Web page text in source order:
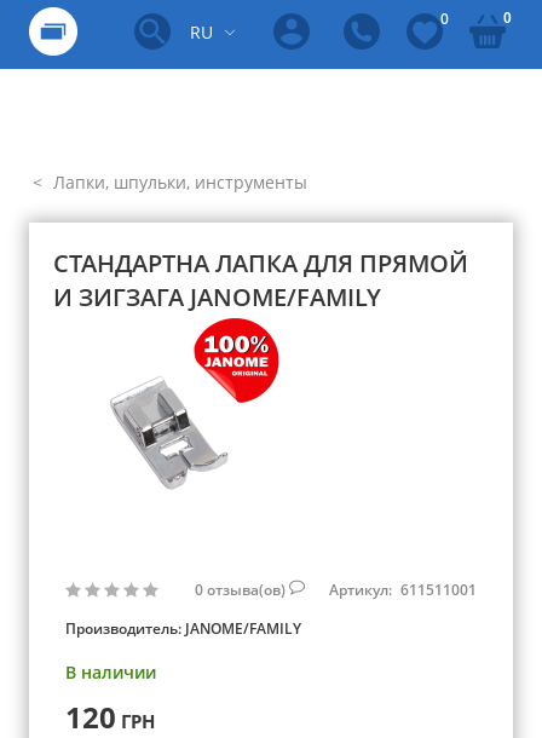
RU
0 0
Лапки, шпульки, инструменты
СТАНДАРТНА ЛАПКА ДЛЯ ПРЯМОЙ
И ЗИГЗАГА JANOME/FAMILY
0отзыва(ов) Артикул: 611511001
Производитель: JANOME/FAMILY
В наличии
120 ГРН